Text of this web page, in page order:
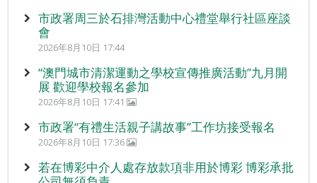
市政署周三於石排灣活動中心禮堂舉行社區座談
會
2026年8月10日 17:44
“澳門城市清潔運動之學校宣傳推廣活動”九月開
展 歡迎學校報名參加
2026年8月10日 17:41
市政署“有禮生活親子講故事”工作坊接受報名
2026年8月10日 17:36
若在博彩中介人處存放款項非用於博彩 博彩承批